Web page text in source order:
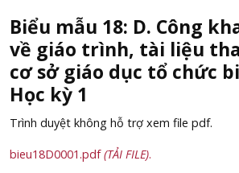
Biểu mẫu 18: D. Công
về giáo trình, tài liệu
cơ sở giáo dục tổ chức
Học kỳ 1
Trình duyệt không hỗ trợ xem file pdf.
bieu18D0001.pdf(TẢI FILE).